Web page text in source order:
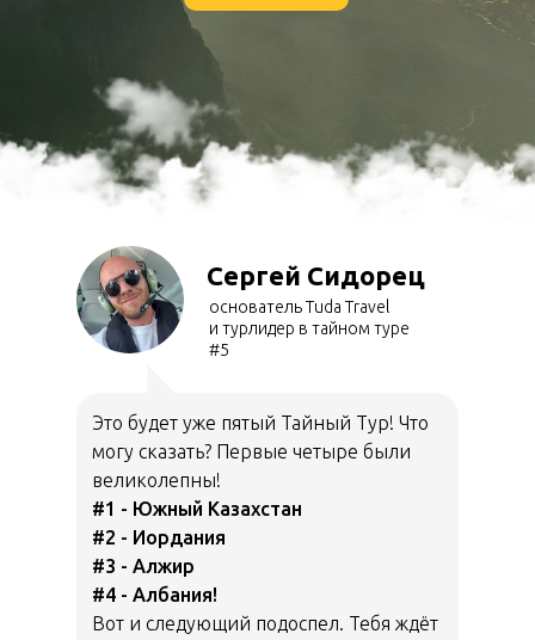
Сергей Сидорец
Это будет уже пятый Тайный Тур! Что
могу сказать? Первые четыре были
великолепны!
#1 - Южный Казахстан
#2 - Иордания
#3 - Алжир
#4 - Албания!
Вот и следующий подоспел. Тебя ждёт
основатель Tuda Travel
и турлидер в тайном туре
#5